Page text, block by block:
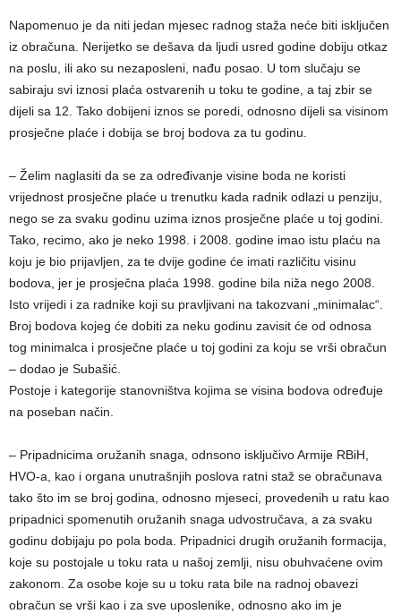
Napomenuo je da niti jedan mjesec radnog staža neće biti isključen
iz obračuna. Nerijetko se dešava da ljudi usred godine dobiju otkaz
na poslu, ili ako su nezaposleni, nađu posao. U tom slučaju se
sabiraju svi iznosi plaća ostvarenih u toku te godine, a taj zbir se
dijeli sa 12. Tako dobijeni iznos se poredi, odnosno dijeli sa visinom
prosječne plaće i dobija se broj bodova za tu godinu.
– Želim naglasiti da se za određivanje visine boda ne koristi
vrijednost prosječne plaće u trenutku kada radnik odlazi u penziju,
nego se za svaku godinu uzima iznos prosječne plaće u toj godini.
Tako, recimo, ako je neko 1998. i 2008. godine imao istu plaću na
koju je bio prijavljen, za te dvije godine će imati različitu visinu
bodova, jer je prosječna plaća 1998. godine bila niža nego 2008.
Isto vrijedi i za radnike koji su pravljivani na takozvani „minimalac“.
Broj bodova kojeg će dobiti za neku godinu zavisit će od odnosa
tog minimalca i prosječne plaće u toj godini za koju se vrši obračun
– dodao je Subašić.
Postoje i kategorije stanovništva kojima se visina bodova određuje
na poseban način.
– Pripadnicima oružanih snaga, odnsono isključivo Armije RBiH,
HVO-a, kao i organa unutrašnjih poslova ratni staž se obračunava
tako što im se broj godina, odnosno mjeseci, provedenih u ratu kao
pripadnici spomenutih oružanih snaga udvostručava, a za svaku
godinu dobijaju po pola boda. Pripadnici drugih oružanih formacija,
koje su postojale u toku rata u našoj zemlji, nisu obuhvaćene ovim
zakonom. Za osobe koje su u toku rata bile na radnoj obavezi
obračun se vrši kao i za sve uposlenike, odnosno ako im je